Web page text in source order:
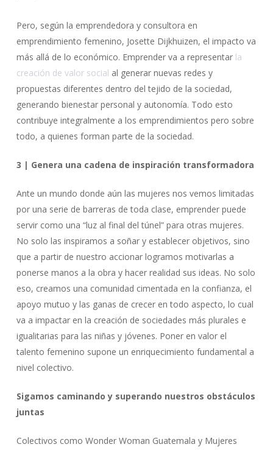
Pero, según la emprendedora y consultora en
emprendimiento femenino, Josette Dijkhuizen, el impacto va
más allá de lo económico. Emprender va a representar la
creación de valor social al generar nuevas redes y
propuestas diferentes dentro del tejido de la sociedad,
generando bienestar personal y autonomía. Todo esto
contribuye integralmente a los emprendimientos pero sobre
todo, a quienes forman parte de la sociedad.
3 | Genera una cadena de inspiración transformadora
Ante un mundo donde aún las mujeres nos vemos limitadas
por una serie de barreras de toda clase, emprender puede
servir como una “luz al final del túnel” para otras mujeres.
No solo las inspiramos a soñar y establecer objetivos, sino
que a partir de nuestro accionar logramos motivarlas a
ponerse manos a la obra y hacer realidad sus ideas. No solo
eso, creamos una comunidad cimentada en la confianza, el
apoyo mutuo y las ganas de crecer en todo aspecto, lo cual
va a impactar en la creación de sociedades más plurales e
igualitarias para las niñas y jóvenes. Poner en valor el
talento femenino supone un enriquecimiento fundamental a
nivel colectivo.
Sigamos caminando y superando nuestros obstáculos
juntas
Colectivos como Wonder Woman Guatemala y Mujeres